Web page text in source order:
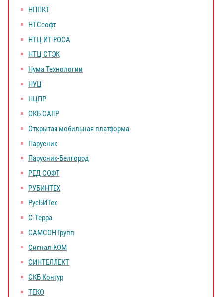
НППКТ
НТСсофт
НТЦ ИТ РОСА
НТЦ СТЭК
Нума Технологии
НУЦ
НЦПР
ОКБ САПР
Открытая мобильная платформа
Парусник
Парусник-Белгород
РЕД СОФТ
РУБИНТЕХ
РусБИТех
С-Терра
САМСОН Групп
Сигнал-КOM
СИНТЕЛЛЕКТ
СКБ Контур
ТЕКО